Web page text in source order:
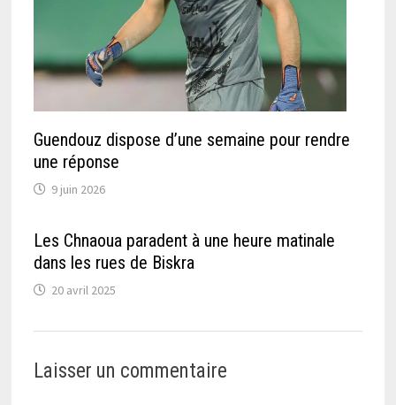
Guendouz dispose d’une semaine pour rendre
une réponse
9 juin 2026
Les Chnaoua paradent à une heure matinale
dans les rues de Biskra
20 avril 2025
Laisser un commentaire